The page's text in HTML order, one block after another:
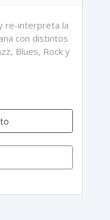
re-interpreta la
con distintos
Blues, Rock y